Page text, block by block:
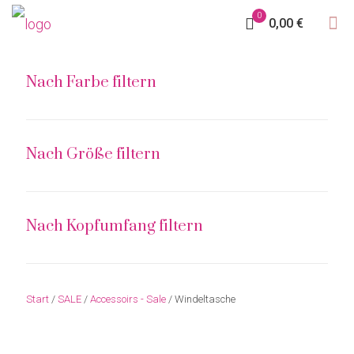
0
0,00 €
Nach Farbe filtern
Nach Größe filtern
Nach Kopfumfang filtern
Start / SALE / Accessoirs - Sale / Windeltasche